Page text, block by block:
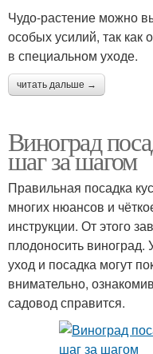
Чудо-растение можно
особых усилий, так как
в специальном уходе.
читать дальше →
Виноград
шаг за шагом
Правильная посадка
многих нюансов и
инструкции. От этого
плодоносить виноград.
уход и посадка могут
внимательно,
садовод справится.